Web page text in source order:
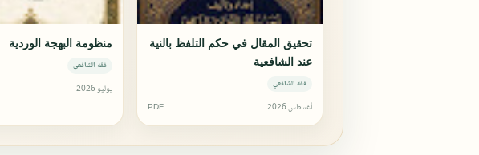
تحقيق المقال في حكم التلفظ بالنية
عند الشافعية
فقه الشافعي
أغسطس 2026 PDF
منظومة البهجة الوردية
فقه الشافعي
يوليو 2026